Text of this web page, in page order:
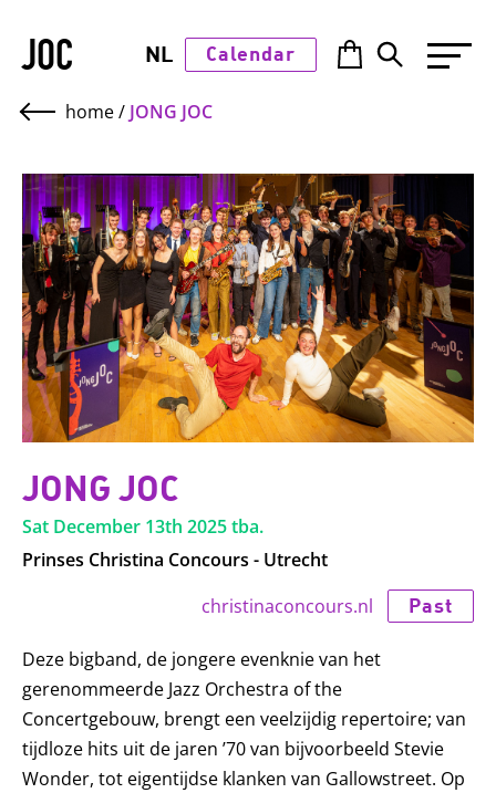
JOC NL Calendar
home/ JONG JOC
JONG JOC
Sat December 13th 2025tba.
Prinses Christina Concours - Utrecht
christinaconcours.nl
Past
Deze bigband, de jongere evenknie van het
gerenommeerde Jazz Orchestra of the
Concertgebouw, brengt een veelzijdig repertoire; van
tijdloze hits uit de jaren ’70 van bijvoorbeeld Stevie
Wonder, tot eigentijdse klanken van Gallowstreet. Op